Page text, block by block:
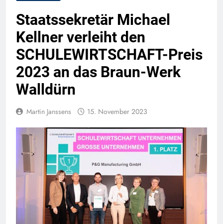
Staatssekretär Michael
Kellner verleiht den
SCHULEWIRTSCHAFT-Preis
2023 an das Braun-Werk
Walldürn
Martin Janssens 15. November 2023